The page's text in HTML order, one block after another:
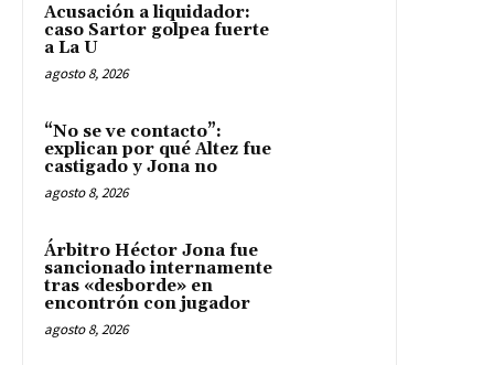
Acusación a liquidador:
caso Sartor golpea fuerte
a La U
agosto 8, 2026
“No se ve contacto”:
explican por qué Altez fue
castigado y Jona no
agosto 8, 2026
Árbitro Héctor Jona fue
sancionado internamente
tras «desborde» en
encontrón con jugador
agosto 8, 2026